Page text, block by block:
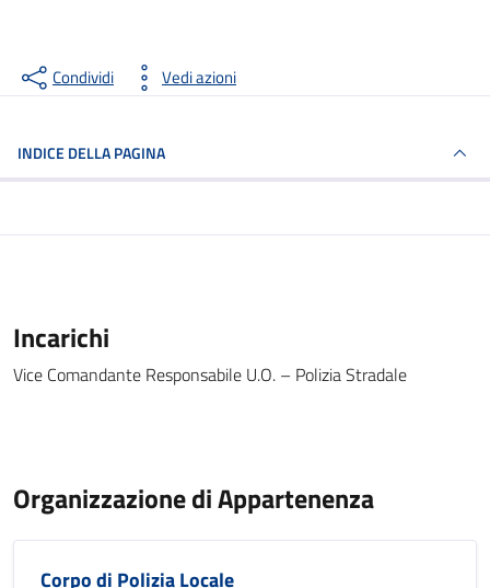
Condividi Vedi azioni
INDICE DELLA PAGINA
Incarichi
Vice Comandante Responsabile U.O. – Polizia Stradale
Organizzazione di Appartenenza
Corpo di Polizia Locale